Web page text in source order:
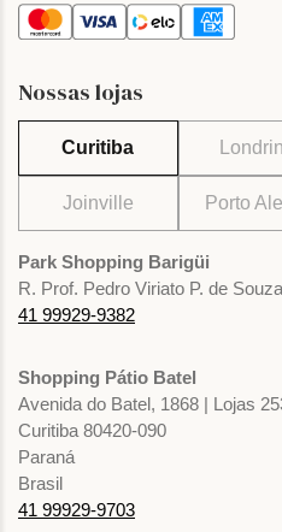
Nossas lojas
Curitiba
Joinville Porto
Park Shopping Barigüi
R. Prof. Pedro Viriato P. de
41 99929-9382
Shopping Pátio Batel
Avenida do Batel, 1868 | Lojas
Curitiba 80420-090
Paraná
Brasil
41 99929-9703